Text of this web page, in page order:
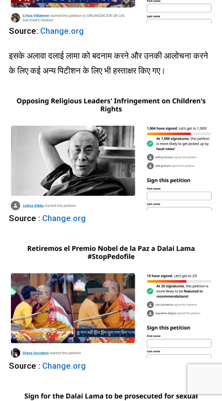
Source: Change.org
इसके अलावा दलाई लामा को बदनाम करने और उनकी आलोचना करने
के लिए कई अन्य पिटीशन के लिए भी हस्ताक्षर किए गए।
Source : Change.org
Source : Change.org